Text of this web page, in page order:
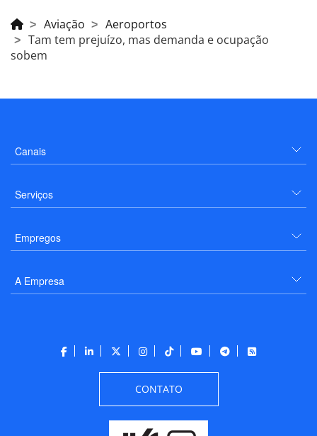
Aviação
Aeroportos
Tam tem prejuízo, mas demanda e ocupação
sobem
Canais
Serviços
Empregos
A Empresa
CONTATO